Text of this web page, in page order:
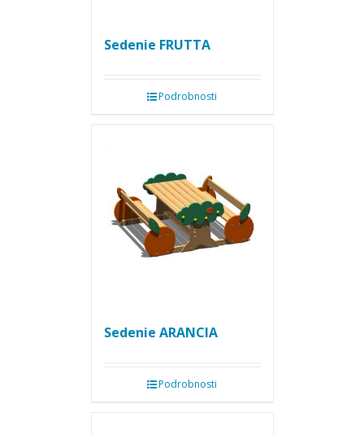
Sedenie FRUTTA
Podrobnosti
Sedenie ARANCIA
Podrobnosti